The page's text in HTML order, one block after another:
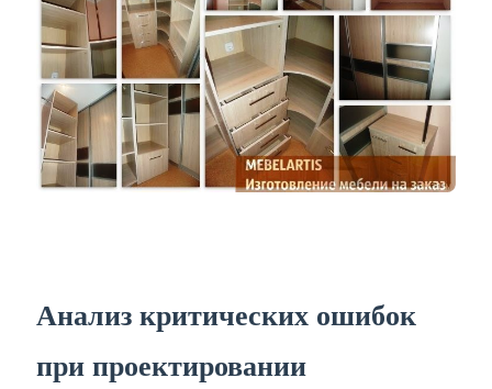
Анализ критических ошибок
при проектировании